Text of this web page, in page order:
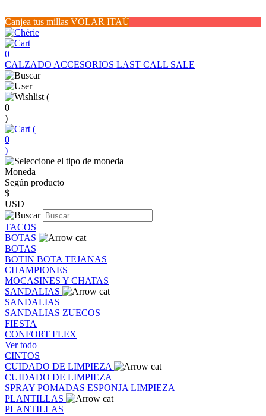
Canjea tus millas VOLAR ITAÚ
0
CALZADO ACCESORIOS LAST CALL SALE
(
0
)
(
0
)
Moneda
Según producto
$
USD
TACOS
BOTAS
BOTAS
BOTIN BOTA TEJANAS
CHAMPIONES
MOCASINES Y CHATAS
SANDALIAS
SANDALIAS
SANDALIAS ZUECOS
FIESTA
CONFORT FLEX
Ver todo
CINTOS
CUIDADO DE LIMPIEZA
CUIDADO DE LIMPIEZA
SPRAY POMADAS ESPONJA LIMPIEZA
PLANTILLAS
PLANTILLAS